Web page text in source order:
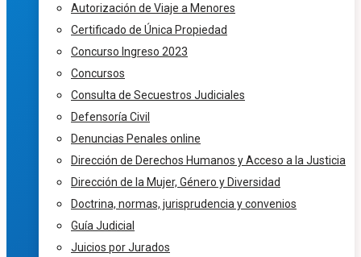
Autorización de Viaje a Menores
Certificado de Única Propiedad
Concurso Ingreso 2023
Concursos
Consulta de Secuestros Judiciales
Defensoría Civil
Denuncias Penales online
Dirección de Derechos Humanos y Acceso a la Justicia
Dirección de la Mujer, Género y Diversidad
Doctrina, normas, jurisprudencia y convenios
Guía Judicial
Juicios por Jurados